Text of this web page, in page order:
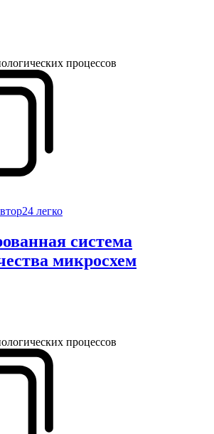
процессов
система
микросхем
процессов